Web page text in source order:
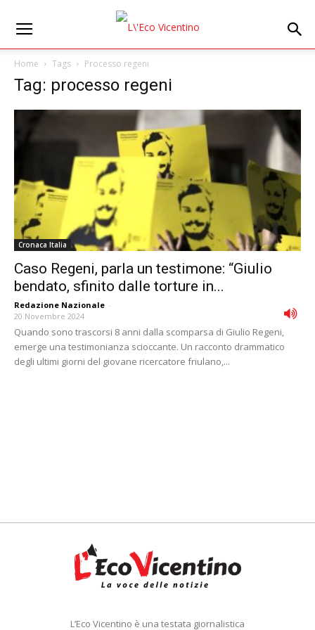
Home Tags Processo regeni
Tag: processo regeni
Cronaca Italia
Caso Regeni, parla un testimone: “Giulio
bendato, sfinito dalle torture in...
Redazione Nazionale -
20 Novembre 2024
Quando sono trascorsi 8 anni dalla scomparsa di Giulio Regeni,
emerge una testimonianza scioccante. Un racconto drammatico
degli ultimi giorni del giovane ricercatore friulano,...
L’Eco Vicentino è una testata giornalistica